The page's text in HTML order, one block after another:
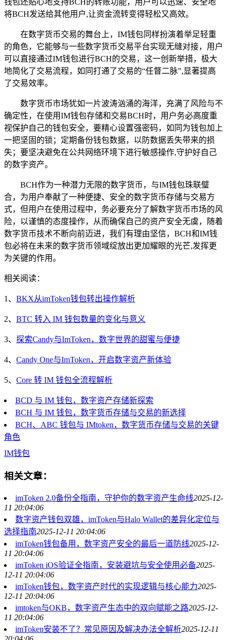
将BCH发送给其他用户,让资金流转变得轻松又高效。
在数字货币交易的舞台上，IM钱包同样扮演着举足轻重
的角色，它能够与一些数字货币交易平台实现无缝对接，用户
可以直接通过IM钱包进行BCH的交易，这一创新举措，极大
地简化了交易流程，如同打通了交易的“任督二脉”,显著提高
了交易效率。
数字货币市场犹如一片波涛汹涌的海洋，充满了风险与不
确定性，在使用IM钱包存储和交易BCH时，用户务必高度重
视保护自己的钱包安全，要精心设置强密码，如同为钱包加上
一把坚固的锁；定期备份钱包数据，以防数据丢失带来的损
失；要坚决避免在公共网络环境下进行敏感操作,守护好自己
的数字资产。
BCH作为一种潜力无限的数字货币，与IM钱包珠联璧
合，为用户奉献了一种便捷、安全的数字货币存储与交易方
式，但用户在使用过程中，务必要充分了解数字货币市场的风
险，以谨慎的态度操作，从而确保自己的资产安全无虞，随着
数字货币技术不断向前迈进，我们有理由坚信，BCH和IM钱
包必将在未来的数字货币领域绽放出更加耀眼的光芒,发挥更
为关键的作用。
相关阅读：
1、 BKX从imToken钱包转出操作解析
2、 BTC 转入 IM 钱包数量的变化与意义
3、 探索Candy与ImToken，数字世界的甜蜜与便捷
4、 Candy One与ImToken，开启数字资产新体验
5、 Core 转 IM 钱包全流程解析
BCD 与 IM 钱包，数字资产存储新探索
BCH 与 IM 钱包，数字货币存储与交易的新选择
BCH、ABC 钱包与 IMtoken，数字货币存储与交易的关键
角色
IM钱包
相关文章：
imToken 2.0备份全指南，守护你的数字资产生命线2025-12-
11 20:04:06
数字资产钱包双雄，imToken与Halo Wallet的差异化定位与
选择指南2025-12-11 20:04:06
imToken钱包备用，数字资产安全的最后一道防线2025-12-
11 20:04:06
imToken iOS验证全指南，安装避坑与安全使用必备2025-
12-11 20:04:06
imToken钱包，数字资产时代的实现逻辑与核心能力2025-
12-11 20:04:06
imtoken与OKB，数字资产生态中的双向赋能之路2025-12-
11 20:04:06
imToken安装不了？常见原因及解决办法全解析2025-12-11